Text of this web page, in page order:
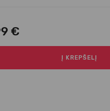
€
Į KREPŠELĮ